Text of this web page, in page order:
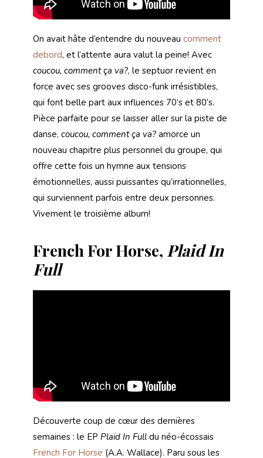
On avait hâte d’entendre du nouveau comment
debord, et l’attente aura valut la peine! Avec
coucou, comment ça va?, le septuor revient en
force avec ses grooves disco-funk irrésistibles,
qui font belle part aux influences 70’s et 80’s.
Pièce parfaite pour se laisser aller sur la piste de
danse, coucou, comment ça va? amorce un
nouveau chapitre plus personnel du groupe, qui
offre cette fois un hymne aux tensions
émotionnelles, aussi puissantes qu’irrationnelles,
qui surviennent parfois entre deux personnes.
Vivement le troisième album!
French For Horse, Plaid In
Full
Découverte coup de cœur des dernières
semaines : le EP Plaid In Full du néo-écossais
French For Horse (A.A. Wallace). Paru sous les